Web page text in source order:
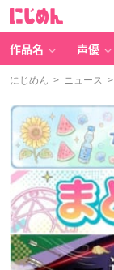
作品名 声優
にじめん > ニュース >